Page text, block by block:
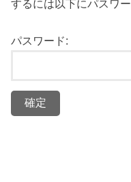
するには以下にパスワ
パスワード: